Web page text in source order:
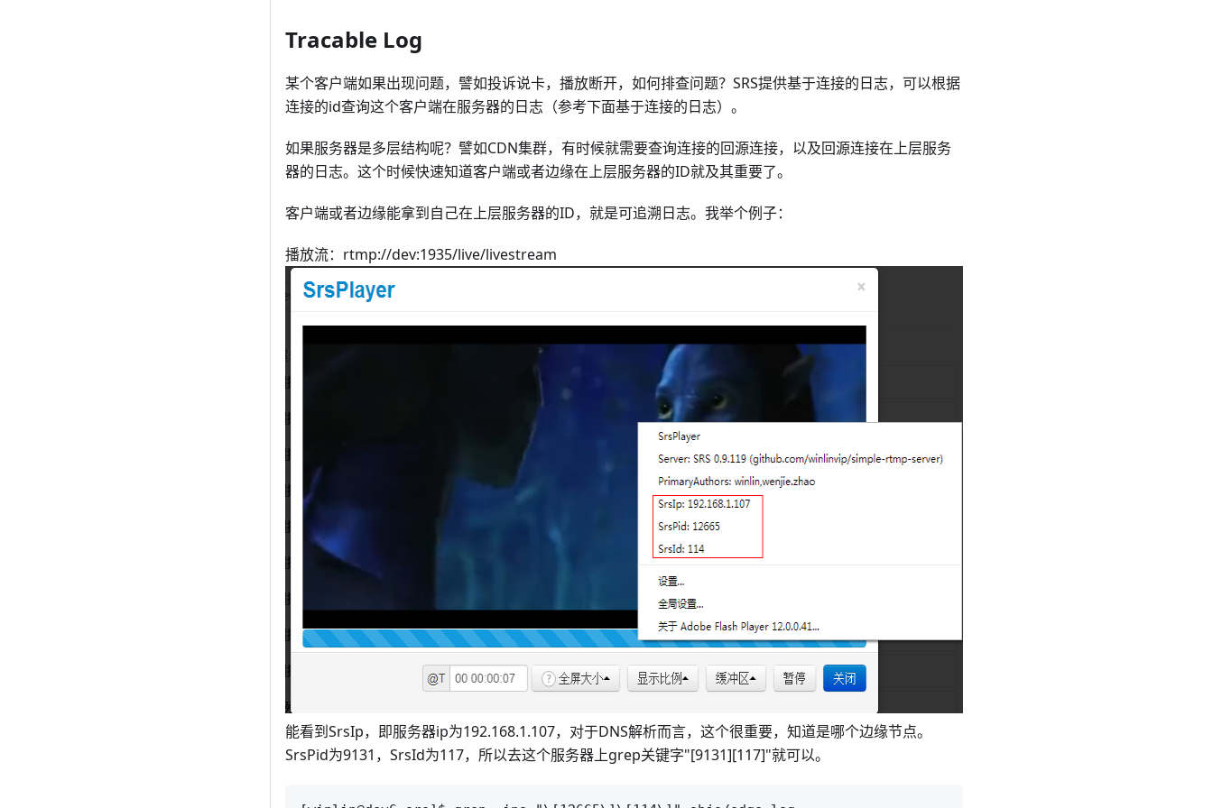
Tracable Log
某个客户端如果出现问题，譬如投诉说卡，播放断开，如何排查问题？SRS提供基于连接的日志，可以根据
连接的id查询这个客户端在服务器的日志（参考下面基于连接的日志）。
如果服务器是多层结构呢？譬如CDN集群，有时候就需要查询连接的回源连接，以及回源连接在上层服务
器的日志。这个时候快速知道客户端或者边缘在上层服务器的ID就及其重要了。
客户端或者边缘能拿到自己在上层服务器的ID，就是可追溯日志。我举个例子：
播放流：rtmp://dev:1935/live/livestream
能看到SrsIp，即服务器ip为192.168.1.107，对于DNS解析而言，这个很重要，知道是哪个边缘节点。
SrsPid为9131，SrsId为117，所以去这个服务器上grep关键字"[9131][117]"就可以。